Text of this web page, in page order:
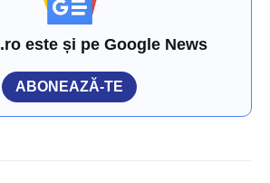
este și pe Google News
ABONEAZĂ-TE